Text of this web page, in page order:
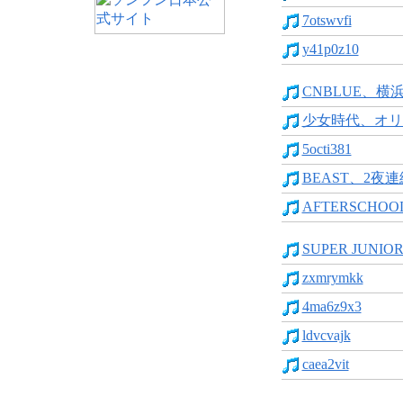
7otswvfi
y41p0z10
CNBLUE、横
少女時代、オ
5octi381
BEAST、2夜
SUPER
zxmrymkk
4ma6z9x3
ldvcvajk
caea2vit